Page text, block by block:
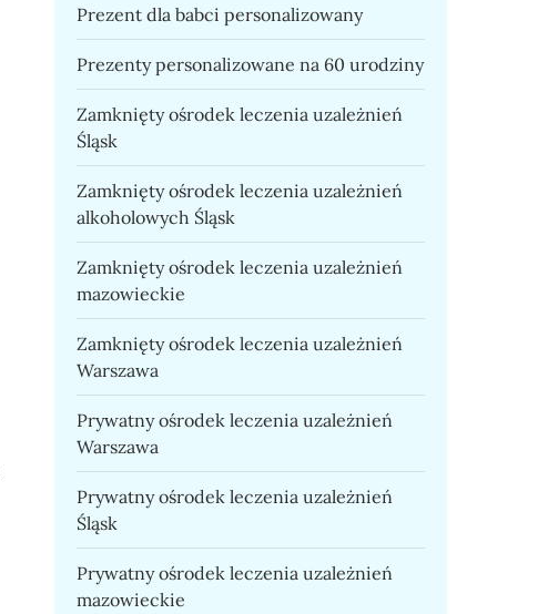
Prezent dla babci personalizowany
Prezenty personalizowane na 60 urodziny
Zamknięty ośrodek leczenia uzależnień
Śląsk
Zamknięty ośrodek leczenia uzależnień
alkoholowych Śląsk
Zamknięty ośrodek leczenia uzależnień
mazowieckie
Zamknięty ośrodek leczenia uzależnień
Warszawa
Prywatny ośrodek leczenia uzależnień
Warszawa
Prywatny ośrodek leczenia uzależnień
Śląsk
Prywatny ośrodek leczenia uzależnień
mazowieckie